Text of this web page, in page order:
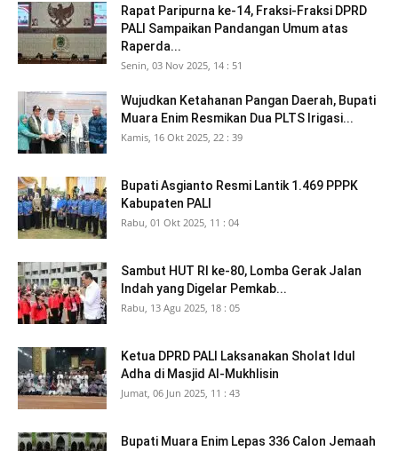
Rapat Paripurna ke-14, Fraksi-Fraksi DPRD
PALI Sampaikan Pandangan Umum atas
Raperda...
Senin, 03 Nov 2025, 14 : 51
Wujudkan Ketahanan Pangan Daerah, Bupati
Muara Enim Resmikan Dua PLTS Irigasi...
Kamis, 16 Okt 2025, 22 : 39
Bupati Asgianto Resmi Lantik 1.469 PPPK
Kabupaten PALI
Rabu, 01 Okt 2025, 11 : 04
Sambut HUT RI ke-80, Lomba Gerak Jalan
Indah yang Digelar Pemkab...
Rabu, 13 Agu 2025, 18 : 05
Ketua DPRD PALI Laksanakan Sholat Idul
Adha di Masjid Al-Mukhlisin
Jumat, 06 Jun 2025, 11 : 43
Bupati Muara Enim Lepas 336 Calon Jemaah